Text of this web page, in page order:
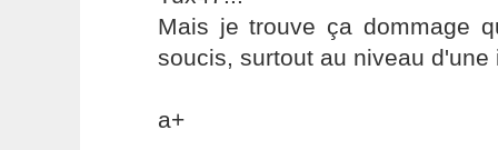
Mais je trouve ça dommage
soucis, surtout au niveau d'une
a+